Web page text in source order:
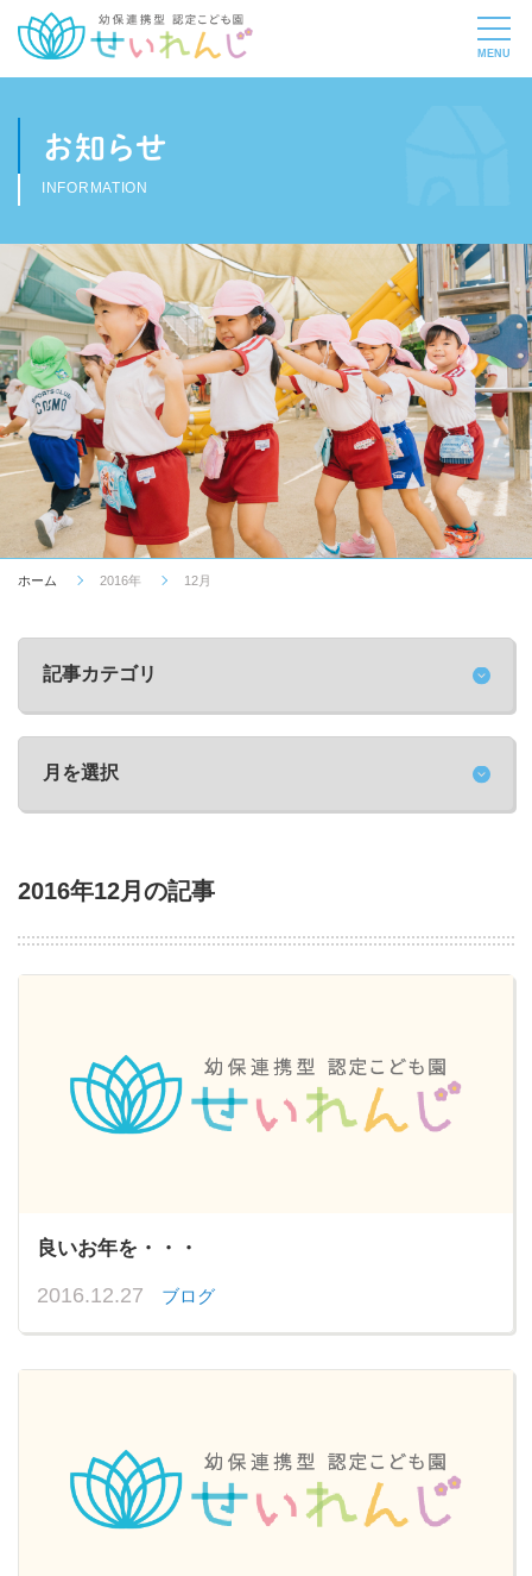
お知らせ
INFORMATION
ホーム 2016年 12月
2016年12月の記事
良いお年を・・・
2016.12.27 ブログ